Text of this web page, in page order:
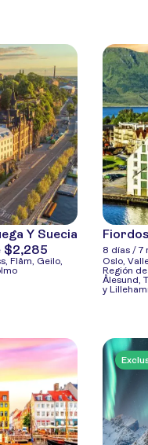
Y Suecia
$2,285
Flåm, Geilo,
8 días / 7
Oslo,
Región
Ålesund,
y